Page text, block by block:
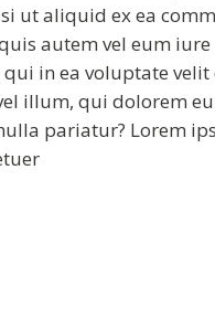
ut aliquid ex ea
autem vel eum iure
in ea voluptate velit
illum, qui dolorem
pariatur? Lorem